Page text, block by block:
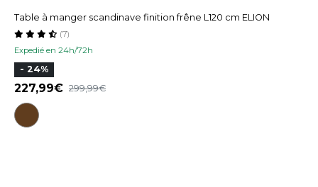
Table à manger scandinave finition frêne L120 cm ELION
Expedié en 24h/72h
(7)
- 24%
227,99 299,99